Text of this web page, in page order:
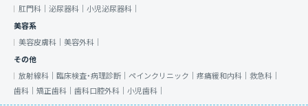
肛門科｜ 泌尿器科｜ 小児泌尿器科｜
美容系
美容皮膚科｜ 美容外科｜
その他
放射線科｜ 臨床検査・病理診断｜ ペインクリニック｜ 疼痛緩和内科｜ 救急科｜
歯科｜ 矯正歯科｜ 歯科口腔外科｜ 小児歯科｜